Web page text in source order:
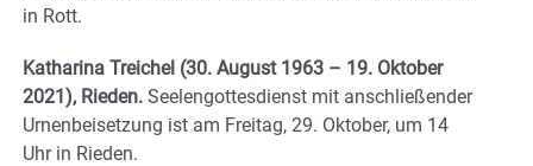
in Rott.
Katharina Treichel (30. August 1963 – 19. Oktober
2021), Rieden. Seelengottesdienst mit anschließender
Urnenbeisetzung ist am Freitag, 29. Oktober, um 14
Uhr in Rieden.